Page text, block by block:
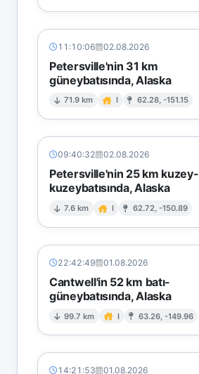
11:10:06 02.08.2026
Petersville'nin 31 km
güneybatısında, Alaska
71.9 km I 62.28, -151.15
09:40:32 02.08.2026
Petersville'nin 25 km kuzey-
kuzeybatısında, Alaska
7.6 km I 62.72, -150.89
22:42:49 01.08.2026
Cantwell'in 52 km batı-
güneybatısında, Alaska
99.7 km I 63.26, -149.96
14:21:53 01.08.2026